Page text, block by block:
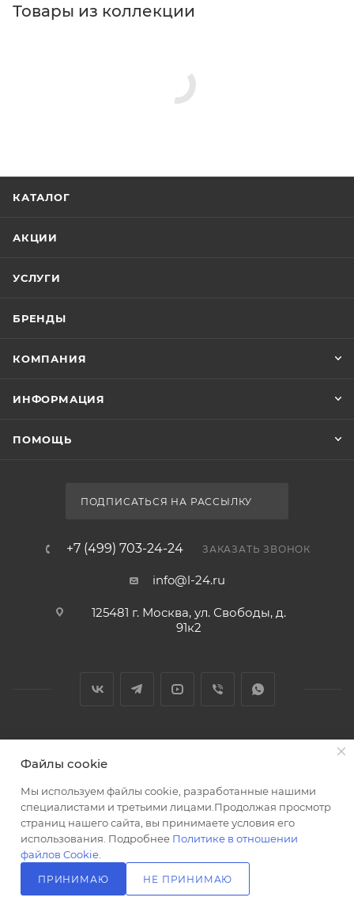
В КОРЗИНУ
Товары из коллекции
КАТАЛОГ
АКЦИИ
УСЛУГИ
БРЕНДЫ
КОМПАНИЯ
ИНФОРМАЦИЯ
ПОМОЩЬ
ПОДПИСАТЬСЯ НА РАССЫЛКУ
+7 (499) 703-24-24 ЗАКАЗАТЬ ЗВОНОК
info@l-24.ru
125481 г. Москва, ул. Свободы, д.
91к2
Разработка сайта
Файлы cookie
Мы используем файлы cookie, разработанные нашими
специалистами и третьими лицами.Продолжая просмотр
страниц нашего сайта, вы принимаете условия его
использования. Подробнее Политике в отношении
файлов Cookie
ПРИНИМАЮ НЕ ПРИНИМАЮ